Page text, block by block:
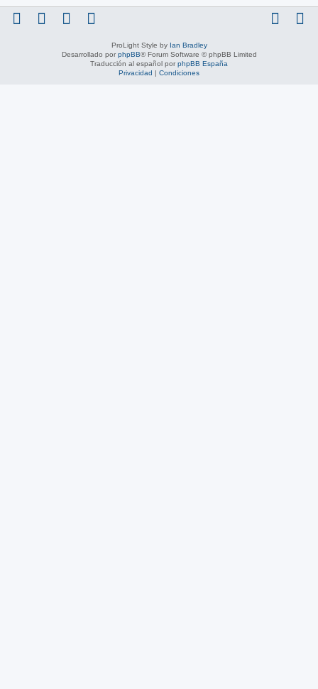
ProLight Style by Ian Bradley
Desarrollado por phpBB® Forum Software © phpBB Limited
Traducción al español por phpBB España
Privacidad | Condiciones